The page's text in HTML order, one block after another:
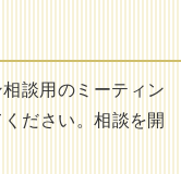
談用のミーティン
ださい。相談を開